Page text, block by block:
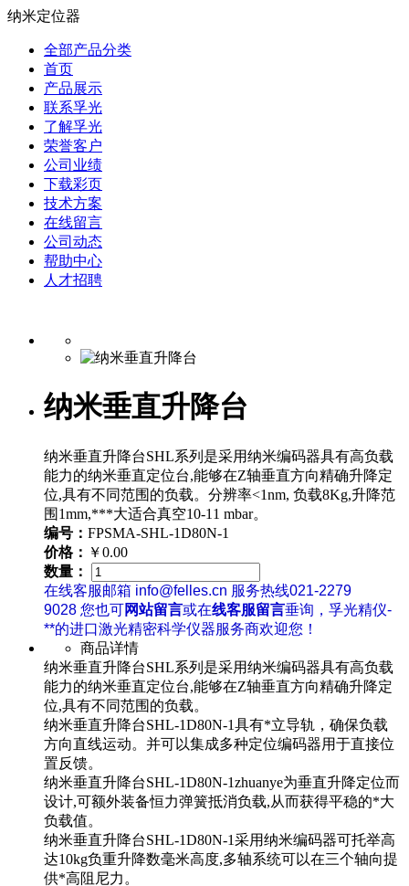
纳米定位器
全部产品分类
首页
产品展示
联系孚光
了解孚光
荣誉客户
公司业绩
下载彩页
技术方案
在线留言
公司动态
帮助中心
人才招聘
纳米垂直升降台
纳米垂直升降台SHL系列是采用纳米编码器具有高负载
能力的纳米垂直定位台,能够在Z轴垂直方向精确升降定
位,具有不同范围的负载。分辨率<1nm, 负载8Kg,升降范
围1mm,***大适合真空10-11 mbar。
编号： FPSMA-SHL-1D80N-1
价格： ￥0.00
数量：
在线客服邮箱 info@felles.cn 服务热线021-2279
9028 您也可网站留言或在线客服留言垂询，孚光精仪-
**的进口激光精密科学仪器服务商欢迎您！
商品详情
纳米垂直升降台SHL系列是采用纳米编码器具有高负载
能力的纳米垂直定位台,能够在Z轴垂直方向精确升降定
位,具有不同范围的负载。
纳米垂直升降台SHL-1D80N-1具有*立导轨，确保负载
方向直线运动。并可以集成多种定位编码器用于直接位
置反馈。
纳米垂直升降台SHL-1D80N-1zhuanye为垂直升降定位而
设计,可额外装备恒力弹簧抵消负载,从而获得平稳的*大
负载值。
纳米垂直升降台SHL-1D80N-1采用纳米编码器可托举高
达10kg负重升降数毫米高度,多轴系统可以在三个轴向提
供*高阻尼力。